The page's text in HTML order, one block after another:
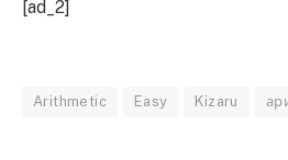
[ad_2]
Arithmetic Easy Kizaru